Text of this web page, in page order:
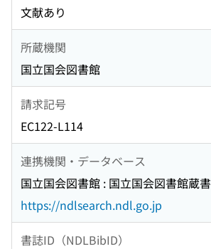
文献あり
所蔵機関
国立国会図書館
請求記号
EC122-L114
連携機関・データベース
国立国会図書館 : 国立国会図書館蔵書
https://ndlsearch.ndl.go.jp
書誌ID（NDLBibID）